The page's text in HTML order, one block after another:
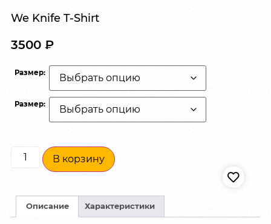
We Knife T-Shirt
3500 ₽
Размер:
Размер:
В корзину
Описание Характеристики